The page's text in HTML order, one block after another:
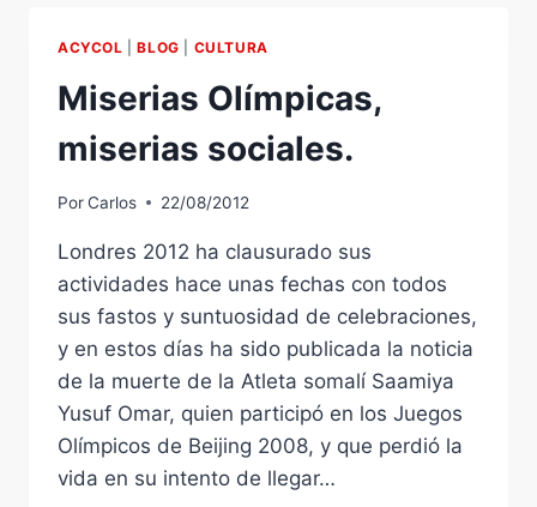
LIBERTAD
EXPRESIÓN.
ACYCOL |BLOG CULTURA
Miserias Olímpicas,
miserias sociales.
PorCarlos 22/08/2012
Londres 2012 ha clausurado sus
actividades hace unas fechas con todos
sus fastos y suntuosidad de celebraciones,
y en estos días ha sido publicada la noticia
de la muerte de la Atleta somalí Saamiya
Yusuf Omar, quien participó en los Juegos
Olímpicos de Beijing 2008, y que perdió la
vida en su intento de llegar…